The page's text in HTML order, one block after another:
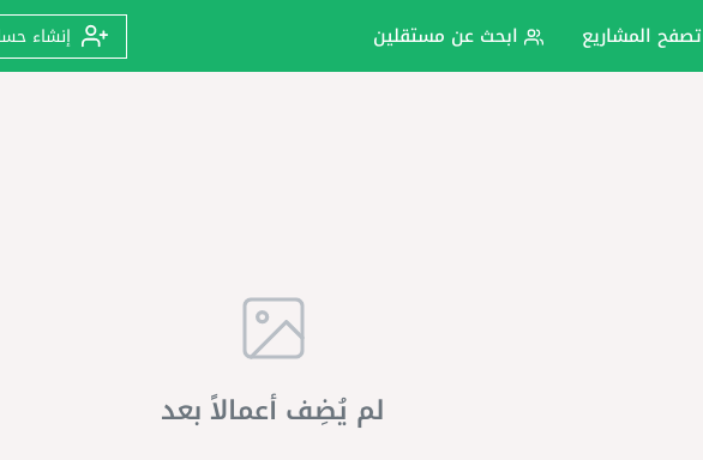
تصفح المشاريع ابحث عن مستقلين إنشاء
لم يُضِف أعمالاً بعد